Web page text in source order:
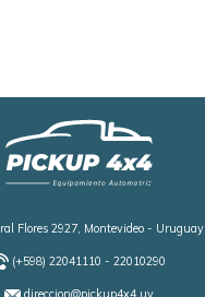
Flores 2927, Montevideo - Uruguay
(+598) 22041110 - 22010290